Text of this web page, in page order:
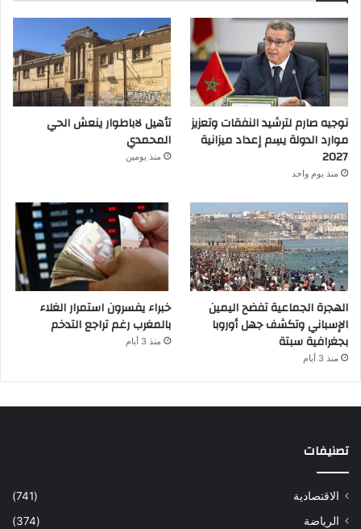
توجيه صارم لترشيد النفقات وتعزيز
موارد الدولة يسِم إعداد ميزانية
2027
منذ يوم واحد
تأهيل لاباطوار ينعش الحي
المحمدي
منذ يومين
الهجرة الجماعية تفضح اليمين
الإسباني وتكشف جهل أوروبا
بجغرافية سبتة
منذ 3 أيام
خبراء يفسرون استمرار الغلاء
بالمغرب رغم تراجع التدخم
منذ 3 أيام
تصنيفات
الاقتصادية
(741)
الرياضة
(374)